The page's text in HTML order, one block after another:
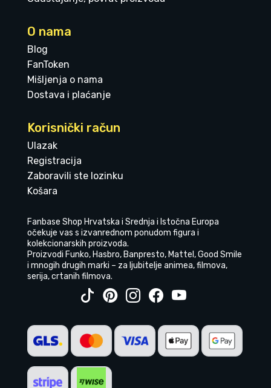
O nama
Blog
FanToken
Mišljenja o nama
Dostava i plaćanje
Korisnički račun
Ulazak
Registracija
Zaboravili ste lozinku
Košara
Fanbase Shop Hrvatska i Srednja i Istočna Europa
očekuje vas s izvanrednom ponudom figura i
kolekcionarskih proizvoda.
Proizvodi Funko, Hasbro, Banpresto, Mattel, Good Smile
i mnogih drugih marki – za ljubitelje animea, filmova,
serija, crtanih filmova.